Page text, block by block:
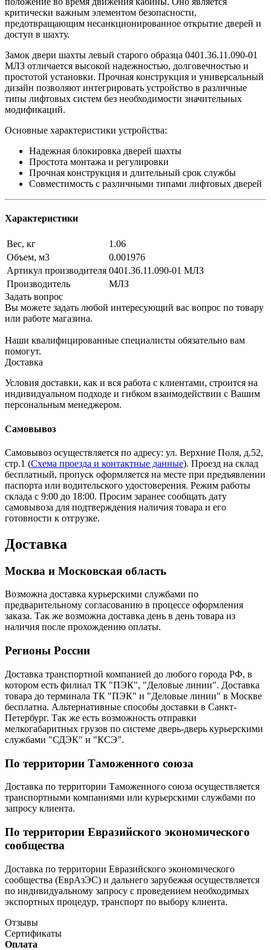
критически важным элементом безопасности,
предотвращающим несанкционированное открытие дверей и
доступ в шахту.
Замок двери шахты левый старого образца 0401.36.11.090-01
МЛЗ отличается высокой надежностью, долговечностью и
простотой установки. Прочная конструкция и универсальный
дизайн позволяют интегрировать устройство в различные
типы лифтовых систем без необходимости значительных
модификаций.
Основные характеристики устройства:
Надежная блокировка дверей шахты
Простота монтажа и регулировки
Прочная конструкция и длительный срок службы
Совместимость с различными типами лифтовых дверей
Характеристики
Вес, кг
1.06
Объем, м3
0.001976
Артикул производителя 0401.36.11.090-01 МЛЗ
Производитель
МЛЗ
Задать вопрос
Вы можете задать любой интересующий вас вопрос по товару
или работе магазина.
Наши квалифицированные специалисты обязательно вам
помогут.
Доставка
Условия доставки, как и вся работа с клиентами, строится на
индивидуальном подходе и гибком взаимодействии с Вашим
персональным менеджером.
Самовывоз
Самовывоз осуществляется по адресу: ул. Верхние Поля, д.52,
стр.1 (Схема проезда и контактные данные). Проезд на склад
бесплатный, пропуск оформляется на месте при предъявлении
паспорта или водительского удостоверения. Режим работы
склада с 9:00 до 18:00. Просим заранее сообщать дату
самовывоза для подтверждения наличия товара и его
готовности к отгрузке.
Доставка
Москва и Московская область
Возможна доставка курьерскими службами по
предварительному согласованию в процессе оформления
заказа. Так же возможна доставка день в день товара из
наличия после прохождению оплаты.
Регионы России
Доставка транспортной компанией до любого города РФ, в
котором есть филиал ТК "ПЭК", "Деловые линии". Доставка
товара до терминала ТК "ПЭК" и "Деловые линии" в Москве
бесплатна. Альтернативные способы доставки в Санкт-
Петербург. Так же есть возможность отправки
мелкогабаритных грузов по системе дверь-дверь курьерскими
службами "СДЭК" и "КСЭ".
По территории Таможенного союза
Доставка по территории Таможенного союза осуществляется
транспортными компаниями или курьерскими службами по
запросу клиента.
По территории Евразийского экономического
сообщества
Доставка по территории Евразийского экономического
сообщества (ЕврАзЭС) и дальнего зарубежья осуществляется
по индивидуальному запросу с проведением необходимых
экспортных процедур, транспорт по выбору клиента.
Отзывы
Сертификаты
Оплата